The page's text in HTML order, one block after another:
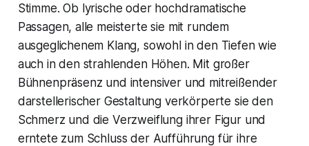
Stimme. Ob lyrische oder hochdramatische
Passagen, alle meisterte sie mit rundem
ausgeglichenem Klang, sowohl in den Tiefen wie
auch in den strahlenden Höhen. Mit großer
Bühnenpräsenz und intensiver und mitreißender
darstellerischer Gestaltung verkörperte sie den
Schmerz und die Verzweiflung ihrer Figur und
erntete zum Schluss der Aufführung für ihre